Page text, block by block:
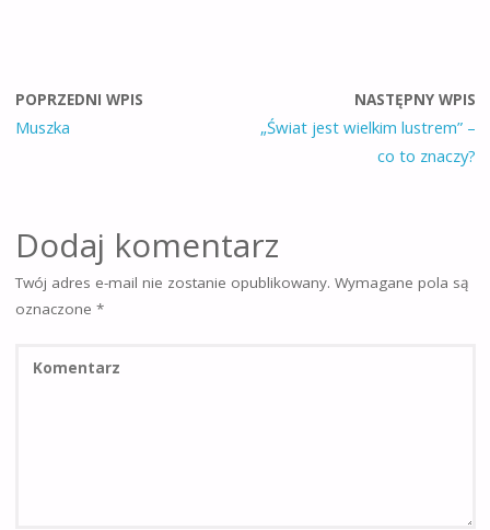
POPRZEDNI WPIS
Muszka
NASTĘPNY WPIS
„Świat jest wielkim lustrem” –
co to znaczy?
Dodaj komentarz
Twój adres e-mail nie zostanie opublikowany. Wymagane pola są
oznaczone *